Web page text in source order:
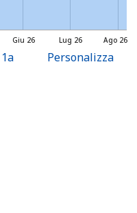
Lug 26
Giu 26 Ago 26
1a Personalizza